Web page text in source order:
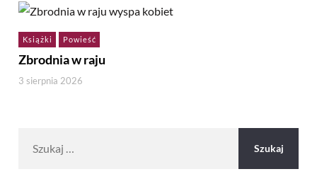
Książki Powieść
Zbrodnia w raju
3 sierpnia 2026